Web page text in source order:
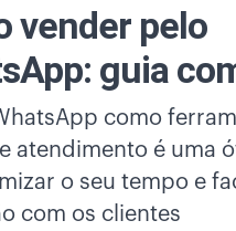
vender pelo
guia
como
atendimento é uma
o seu tempo e
com os clientes